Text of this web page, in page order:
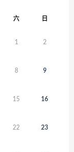
六 日
1 2
8 9
15 16
22 23